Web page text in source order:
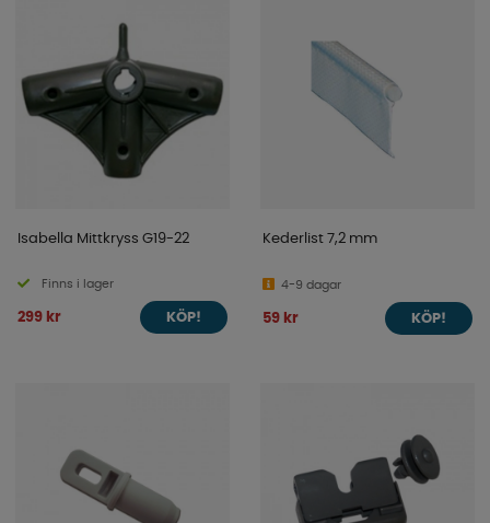
Isabella Mittkryss G19-22
Finns i lager
299 kr KÖP!
Kederlist 7,2 mm
4-9 dagar
59 kr KÖP!